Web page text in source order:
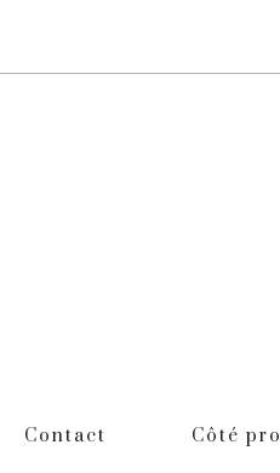
Contact Côté pro